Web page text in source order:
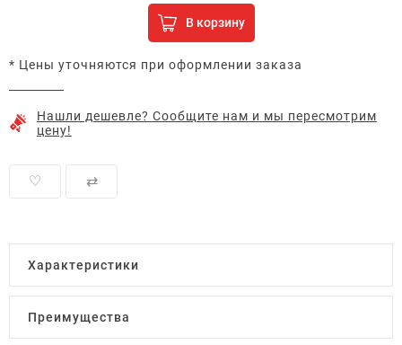
В корзину
* Цены уточняются при оформлении заказа
Нашли дешевле? Сообщите нам и мы пересмотрим
цену!
♡ ⇄
Характеристики
Преимущества